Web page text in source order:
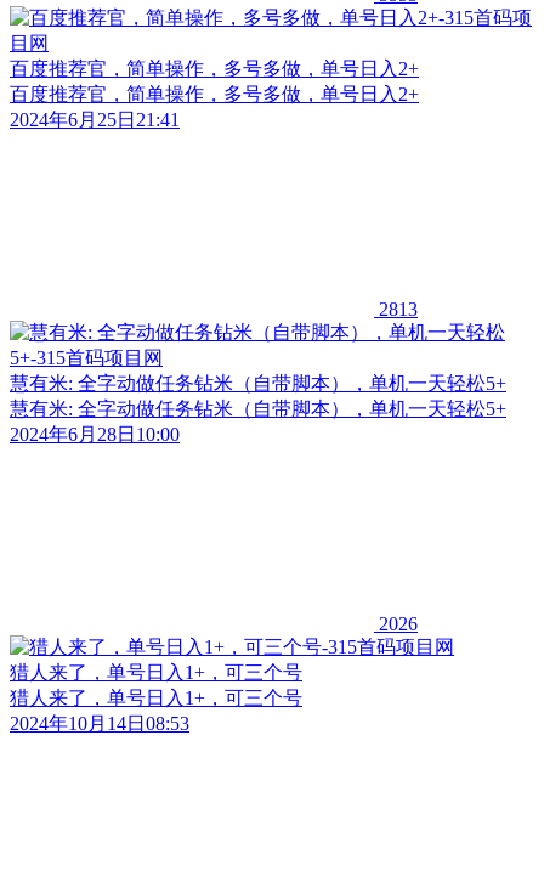
百度推荐官，简单操作，多号多做，单号日入2+
百度推荐官，简单操作，多号多做，单号日入2+
2024年6月25日21:41
2813
慧有米: 全字动做任务钻米（自带脚本），单机一天轻松5+
慧有米: 全字动做任务钻米（自带脚本），单机一天轻松5+
2024年6月28日10:00
2026
猎人来了，单号日入1+，可三个号
猎人来了，单号日入1+，可三个号
2024年10月14日08:53